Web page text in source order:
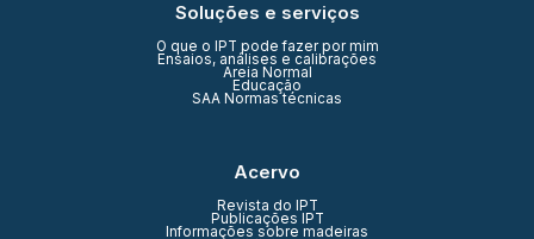
Soluções e serviços
O que o IPT pode fazer por mim
Ensaios, análises e calibrações
Areia Normal
Educação
SAA Normas técnicas
Acervo
Revista do IPT
Publicações IPT
Informações sobre madeiras